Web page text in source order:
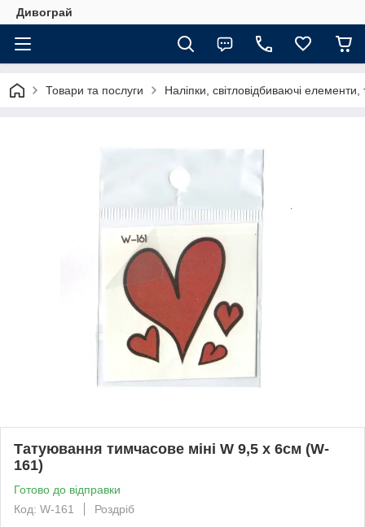
Дивограй
Товари та послуги Наліпки, світловідбиваючі
Татуювання тимчасове міні W 9,5 х 6см (W-
161)
Готово до відправки
Код: W-161
Роздріб